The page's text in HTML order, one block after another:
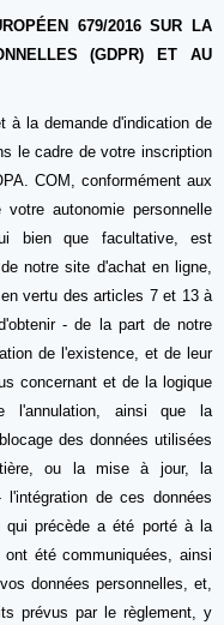
679/2016 SUR LA
(GDPR) ET AU
à la demande d'indication de
le cadre de votre inscription
COM, conformément aux
autonomie personnelle
bien que facultative, est
notre site d'achat en ligne,
vertu des articles 7 et 13 à
- de la part de notre
de l'existence, et de leur
concernant et de la logique
l'annulation, ainsi que la
des données utilisées
ou la mise à jour, la
de ces données
qui précède a été porté à la
été communiquées, ainsi
données personnelles, et,
prévus par le règlement, y